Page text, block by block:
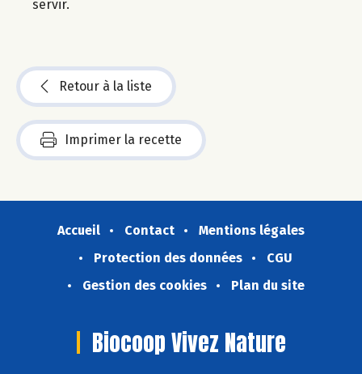
servir.
Retour à la liste
Imprimer la recette
Accueil Contact
Mentions légales
Protection des données
CGU
Gestion des cookies
Plan du site
Biocoop Vivez Nature